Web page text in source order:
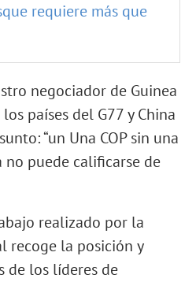
requiere más que
negociador de Guinea
países del G77 y China
“un Una COP sin una
puede calificarse de
realizado por la
recoge la posición y
de los líderes de